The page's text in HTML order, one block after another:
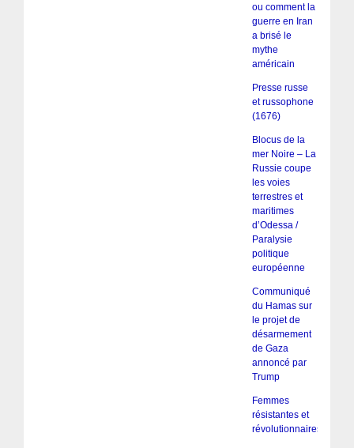
ou comment la
guerre en Iran
a brisé le
mythe
américain
Presse russe
et russophone
(1676)
Blocus de la
mer Noire – La
Russie coupe
les voies
terrestres et
maritimes
d’Odessa /
Paralysie
politique
européenne
Communiqué
du Hamas sur
le projet de
désarmement
de Gaza
annoncé par
Trump
Femmes
résistantes et
révolutionnaires